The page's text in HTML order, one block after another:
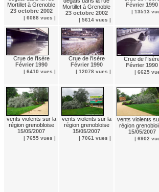
Mortillet à Grenoble
23 octobre 2002
| 6088 vues |
Mortillet à Grenoble
23 octobre 2002
| 5614 vues |
Février 1990
| 13513
Crue de l'Isère
Février 1990
| 6410 vues |
Crue de l'Isère
Février 1990
| 12078 vues |
Crue de
Février 1990
| 6625
vents violents sur la
région grenobloise
15/05/2007
| 7655 vues |
vents violents sur la
région grenobloise
15/05/2007
| 7061 vues |
vents violents
région
15/05/2007
| 6902